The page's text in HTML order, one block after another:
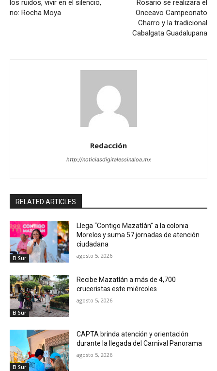
los ruidos, vivir en el silencio,
no: Rocha Moya
Rosario se realizara el
Onceavo Campeonato
Charro y la tradicional
Cabalgata Guadalupana
Redacción
http://noticiasdigitalessinaloa.mx
RELATED ARTICLES
El Sur
Llega “Contigo Mazatlán” a la colonia
Morelos y suma 57 jornadas de atención
ciudadana
agosto 5, 2026
El Sur
Recibe Mazatlán a más de 4,700
cruceristas este miércoles
agosto 5, 2026
El Sur
CAPTA brinda atención y orientación
durante la llegada del Carnival Panorama
agosto 5, 2026